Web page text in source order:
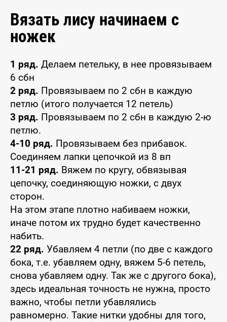
Вязать лису начинаем с
ножек
1 ряд. Делаем петельку, в нее провязываем
6 сбн
2 ряд. Провязываем по 2 сбн в каждую
петлю (итого получается 12 петель)
3 ряд. Провязываем по 2 сбн в каждую 2-ю
петлю.
4-10 ряд. Провязываем без прибавок.
Соединяем лапки цепочкой из 8 вп
11-21 ряд. Вяжем по кругу, обвязывая
цепочку, соединяющую ножки, с двух
сторон.
На этом этапе плотно набиваем ножки,
иначе потом их трудно будет качественно
набить.
22 ряд. Убавляем 4 петли (по две с каждого
бока, т.е. убавляем одну, вяжем 5-6 петель,
снова убавляем одну. Так же с другого бока),
здесь идеальная точность не нужна, просто
важно, чтобы петли убавлялись
равномерно. Такие нитки удобны для того,